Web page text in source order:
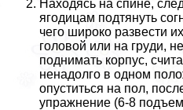
Находясь на спине,
ягoдицам подтянуть
чего широко развести
головой или на гpyди,
поднимать корпус,
ненадолго в одном
опуститься на пол,
упражнение (6-8